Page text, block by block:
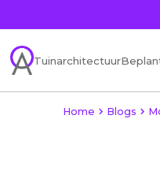
Tuinarchitectuur
Home Blogs